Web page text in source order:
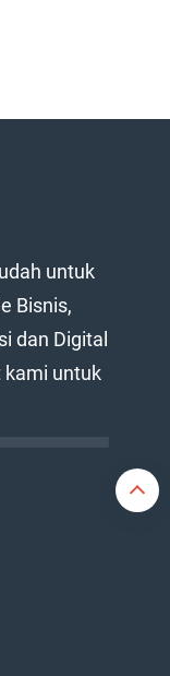
untuk
Bisnis,
dan Digital
kami untuk